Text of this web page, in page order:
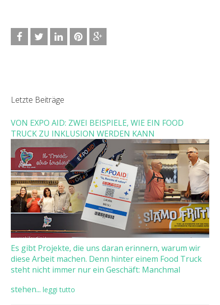
Letzte Beiträge
VON EXPO AID: ZWEI BEISPIELE, WIE EIN FOOD
TRUCK ZU INKLUSION WERDEN KANN
Es gibt Projekte, die uns daran erinnern, warum wir
diese Arbeit machen. Denn hinter einem Food Truck
steht nicht immer nur ein Geschäft: Manchmal
stehen... leggi tutto